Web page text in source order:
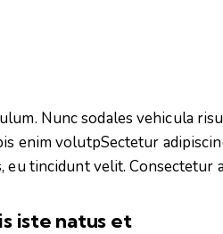
Nunc sodales vehicula
enim volutpSectetur
tincidunt velit. Consectetur
iste natus et